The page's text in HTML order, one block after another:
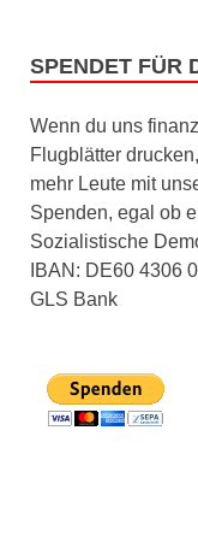
SPENDET FÜR
Wenn du uns
Flugblätter
mehr Leute mit
Spenden, egal ob
Sozialistische
IBAN: DE60 4306
GLS Bank